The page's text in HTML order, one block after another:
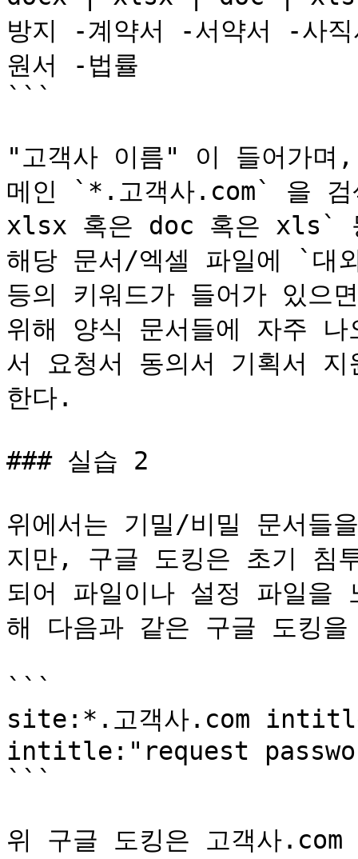
방지 -계약서 -서약서 -사
원서 -법률
```
"고객사 이름" 이 들어가며
메인 `*.고객사.com` 을
xlsx 혹은 doc 혹은 xls`
해당 문서/엑셀 파일에 `대
등의 키워드가 들어가 있으
위해 양식 문서들에 자주
서 요청서 동의서 기획서
한다.
### 실습 2
위에서는 기밀/비밀 문서들
지만, 구글 도킹은 초기 침
되어 파일이나 설정 파일을
해 다음과 같은 구글 도킹
```
site:*.고객사.com
intitle:"request
```
위 구글 도킹은 고객사